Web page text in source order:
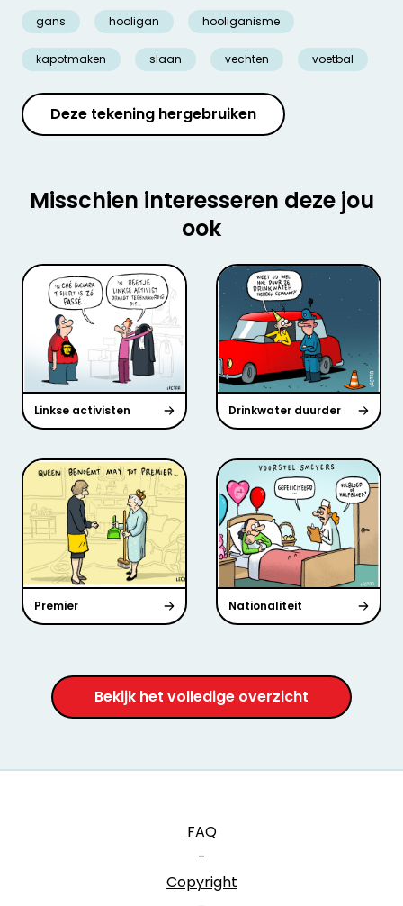
gans hooligan hooliganisme
kapotmaken slaan vechten voetbal
Deze tekening hergebruiken
Misschien interesseren deze jou
ook
Linkse activisten Drinkwater duurder
Premier Nationaliteit
Bekijk het volledige overzicht
FAQ
-
Copyright